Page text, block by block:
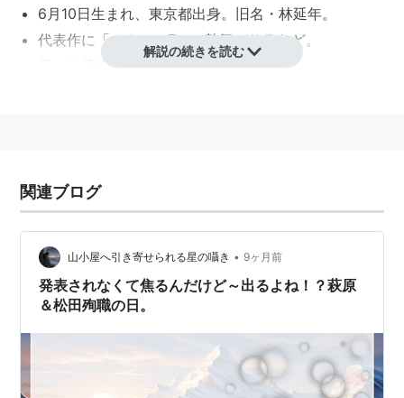
6月10日生まれ、東京都出身。旧名・林延年。
代表作に「マクロス7」の熱気バサラなど。
元々は子役で活動していた。
アニメ
蒼き伝説シュート！（白石健二）
AIR（柳也）
機甲警察メタルジャック（神崎ケン）
GetBackers-奪還屋-（美堂蛮）
剣風伝奇ベルセルク（ガッツ）
ジェネレイターガウル（ガウル）
解説の続きを読む
関連ブログ
山小屋へ引き寄せられる星の囁き • 9ヶ月前
発表されなくて焦るんだけど～出るよね！？萩原
＆松田殉職の日。